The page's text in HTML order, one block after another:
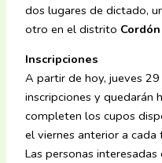
dos lugares de dictado,
otro en el distrito
Inscripciones
A partir de hoy, jueves
inscripciones y quedarán
completen los cupos
el viernes anterior a
Las personas